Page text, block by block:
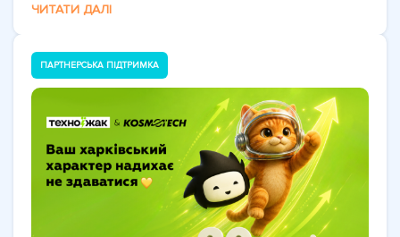
ЧИТАТИ ДАЛІ
ПАРТНЕРСЬКА ПІДТРИМКА